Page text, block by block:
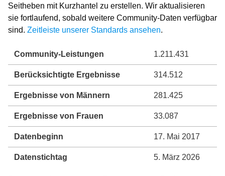
Seitheben mit Kurzhantel zu erstellen. Wir aktualisieren
sie fortlaufend, sobald weitere Community-Daten verfügbar
sind. Zeitleiste unserer Standards ansehen.
Community-Leistungen 1.211.431
Berücksichtigte Ergebnisse 314.512
Ergebnisse von Männern 281.425
Ergebnisse von Frauen 33.087
Datenbeginn 17. Mai 2017
Datenstichtag 5. März 2026